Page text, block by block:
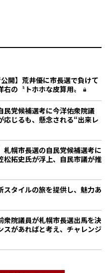
開】荒井優に市長選で負けて
の〝トホホな皮算用〟
民党候補選考に今洋佑衆院議
応じるも、懸念される“出来レ
札幌市長選の自民党候補選考に
松拓史氏が浮上、自民市議が推
タイルの旅を提供し、魅力あ
衆院議員が札幌市長選出馬を決
スがあればと考え、チャレンジ